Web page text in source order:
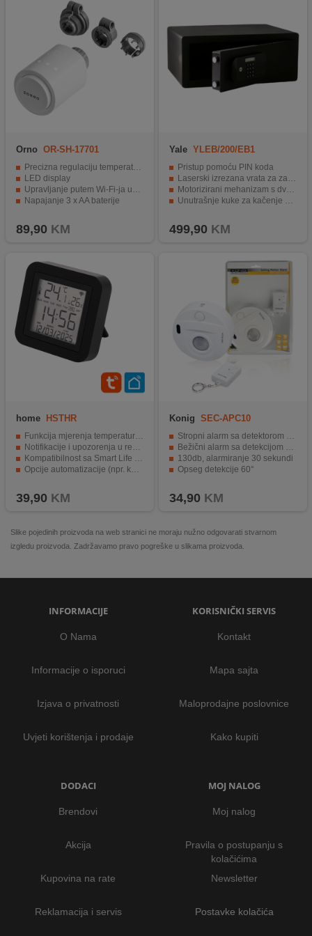
Orno OR-SH-17701
Precizna regulaciju temperature u prostoriji
LED display
Upravljanje putem Wi-Fi-ja uz pomoć Tuya Smart aplikacije
Napajanje 3 x AA baterije
89,90 KM
Yale YLEB/200/EB1
Pristup pomoću PIN koda
Laserski izrezana vrata za zaštitu od napada
Motorizirani mehanizam s dva zasuna
Unutrašnje kuke za kačenje ključeva
499,90 KM
home HSTHR
Funkcija mjerenja temperature i vlažnosti za optimalnu unutrašnju klimu
Notifikacije i upozorenja u realnom vremenu za brzu reakciju
Kompatibilnost sa Smart Life (Tuya)
Opcije automatizacije (npr. kontrola klima uređaja, grijanja ili ovlaživača)
39,90 KM
Konig SEC-APC10
Stropni alarm sa detektorom pokreta
Bežični alarm sa detekcijom pokreta
130db, alarmiranje 30 sekundi
Opseg detekcije 60°
34,90 KM
Slike pojedinih proizvoda na web stranici ne moraju nužno odgovarati stvarnom
izgledu proizvoda. Zadržavamo pravo pogreške u slikama proizvoda.
INFORMACIJE
O Nama
Informacije o isporuci
Izjava o privatnosti
Uvjeti korištenja i prodaje
KORISNIČKI SERVIS
Kontakt
Mapa sajta
Maloprodajne poslovnice
Kako kupiti
DODACI
Brendovi
Akcija
Kupovina na rate
Reklamacija i servis
MOJ NALOG
Moj nalog
Pravila o postupanju s
kolačićima
Newsletter
Postavke kolačića